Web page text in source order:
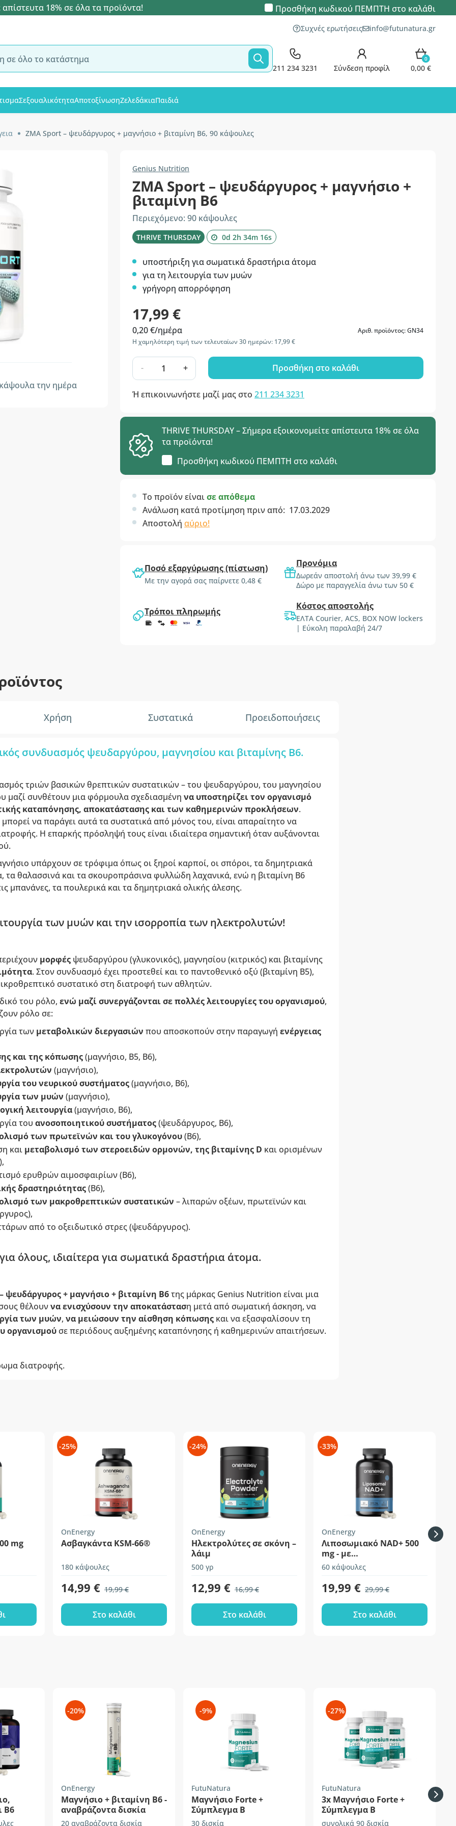
απίστευτα 18% σε όλα τα προϊόντα! Προσθήκη κωδικού ΠΕΜΠΤΗ στο καλάθι
Συχνές ερωτήσεις info@futunatura.gr
211 234 3231 Σύνδεση προφίλ
0
0,00 €
ΣεξουαλικότηταΑποτοξίνωσηΖελεδάκιαΠαιδιά
ZMA Sport – ψευδάργυρος + μαγνήσιο + βιταμίνη B6, 90 κάψουλες
κάψουλα την ημέρα
Genius Nutrition
ZMA Sport – ψευδάργυρος + μαγνήσιο +
βιταμίνη B6
Περιεχόμενο: 90 κάψουλες
THRIVE THURSDAY 0d 2h 34m 15s
υποστήριξη για σωματικά δραστήρια άτομα
για τη λειτουργία των μυών
γρήγορη απορρόφηση
17,99 €
0,20 €/ημέρα
Αριθ. προϊόντος: GN34
Η χαμηλότερη τιμή των τελευταίων 30 ημερών: 17,99 €
- + Προσθήκη στο καλάθι
Ή επικοινωνήστε μαζί μας στο 211 234 3231
THRIVE THURSDAY – Σήμερα εξοικονομείτε απίστευτα 18% σε όλα
τα προϊόντα!
Προσθήκη κωδικού ΠΕΜΠΤΗ στο καλάθι
Το προϊόν είναισε απόθεμα
Ανάλωση κατά προτίμηση πριν από: 17.03.2029
Αποστολή αύριο!
Ποσό εξαργύρωσης (πίστωση)
Με την αγορά σας παίρνετε 0,48 €
Προνόμια
Δωρεάν αποστολή άνω των 39,99 €
Δώρο με παραγγελία άνω των 50 €
Τρόποι πληρωμής Κόστος αποστολής
ΕΛΤΑ Courier, ACS, BOX NOW lockers
| Εύκολη παραλαβή 24/7
Χρήση Συστατικά Προειδοποιήσεις
συνδυασμός ψευδαργύρου, μαγνησίου και βιταμίνης B6.
τριών βασικών θρεπτικών συστατικών – του ψευδαργύρου, του μαγνησίου
μαζί συνθέτουν μια φόρμουλα σχεδιασμένη να υποστηρίζει τον οργανισμό
καταπόνησης, αποκατάστασης και των καθημερινών προκλήσεων.
να παράγει αυτά τα συστατικά από μόνος του, είναι απαραίτητο να
Η επαρκής πρόσληψή τους είναι ιδιαίτερα σημαντική όταν αυξάνονται
υπάρχουν σε τρόφιμα όπως οι ξηροί καρποί, οι σπόροι, τα δημητριακά
τα θαλασσινά και τα σκουροπράσινα φυλλώδη λαχανικά, ενώ η βιταμίνη B6
μπανάνες, τα πουλερικά και τα δημητριακά ολικής άλεσης.
των μυών και την ισορροπία των ηλεκτρολυτών!
μορφέςψευδαργύρου (γλυκονικός), μαγνησίου (κιτρικός) και βιταμίνης
. Στον συνδυασμό έχει προστεθεί και το παντοθενικό οξύ (βιταμίνη B5),
συστατικό στη διατροφή των αθλητών.
του ρόλο, ενώ μαζί συνεργάζονται σε πολλές λειτουργίες του οργανισμού,
ρόλο σε:
των μεταβολικών διεργασιών που αποσκοπούν στην παραγωγή ενέργειας
και της κόπωσης(μαγνήσιο, B5, B6),
(μαγνήσιο),
του νευρικού συστήματος(μαγνήσιο, B6),
των μυών (μαγνήσιο),
λειτουργία(μαγνήσιο, B6),
του ανοσοποιητικού συστήματος(ψευδάργυρος, B6),
των πρωτεϊνών και του γλυκογόνου(B6),
και μεταβολισμό των στεροειδών ορμονών, της βιταμίνης D και ορισμένων
ερυθρών αιμοσφαιρίων (B6),
δραστηριότητας(B6),
των μακροθρεπτικών συστατικών – λιπαρών οξέων, πρωτεϊνών και
από το οξειδωτικό στρες (ψευδάργυρος).
όλους, ιδιαίτερα για σωματικά δραστήρια άτομα.
ψευδάργυρος + μαγνήσιο + βιταμίνη B6της μάρκας Genius Nutrition είναι μια
θέλουννα ενισχύσουν την αποκατάσταση μετά από σωματική άσκηση, να
των μυών, να μειώσουν την αίσθηση κόπωσηςκαι να εξασφαλίσουν τη
οργανισμούσε περιόδους αυξημένης καταπόνησης ή καθημερινών απαιτήσεων.
διατροφής.
mg
-25%
OnEnergy
Ασβαγκάντα KSM-66®
180 κάψουλες
14,99 € 19,99 €
Στο καλάθι
-24%
OnEnergy
Ηλεκτρολύτες σε σκόνη –
λάιμ
500 γρ
12,99 € 16,99 €
Στο καλάθι
-33%
OnEnergy
Λιποσωμιακό NAD+ 500
mg - με
τριμεθυλογλυκίνη
60 κάψουλες
19,99 € 29,99 €
Στο καλάθι
B6
-20%
OnEnergy
Μαγνήσιο + βιταμίνη Β6 -
αναβράζοντα δισκία
20 αναβράζοντα δισκία
-9%
FutuNatura
Μαγνήσιο Forte +
Σύμπλεγμα Β
30 δισκία
-27%
FutuNatura
3x Μαγνήσιο Forte +
Σύμπλεγμα Β
συνολικά 90 δισκία